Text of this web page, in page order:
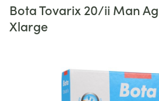
Bota Tovarix 20/ii Man
Xlarge